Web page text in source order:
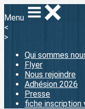
Menu
<
>
Qui sommes
Flyer
Nous rejoindre
Adhésion 2026
Presse
fiche inscription